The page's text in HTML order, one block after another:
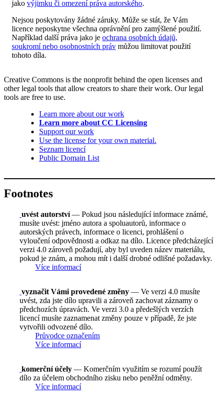
jako výjimku či omezení práva autorského.
Nejsou poskytovány žádné záruky. Může se stát, že Vám
licence neposkytne všechna oprávnění pro zamýšlené použití.
Například další práva jako je ochrana osobních údajů,
soukromí nebo osobnostních práv můžou limitovat použití
tohoto díla.
Creative Commons is the nonprofit behind the open licenses and
other legal tools that allow creators to share their work. Our legal
tools are free to use.
Learn more about our work
Learn more about CC Licensing
Support our work
Use the license for your own material.
Seznam licencí
Public Domain List
Footnotes
uvést autorství— Pokud jsou následující informace známé,
musíte uvést: jméno autora a spoluautorů, informace o
autorských právech, informace o licenci, prohlášení o
vyloučení odpovědnosti a odkaz na dílo. Licence předcházející
verzi 4.0 zároveň požadují, aby byl uveden název materiálu,
pokud je znám, a mohou mít i další drobné odlišné požadavky.
Více informací
vyznačit Vámi provedené změny — Ve verzi 4.0 musíte
uvést, zda jste dílo upravili a zároveň zachovat záznamy o
předchozích úpravách. Ve verzi 3.0 a předešlých verzích
licencí musíte zaznamenat změny pouze v případě, že jste
vytvořili odvozené dílo.
Průvodce označením
Více informací
komerční účely — Komerčním využitím se rozumí použít
dílo za účelem obchodního zisku nebo peněžní odměny.
Více informací